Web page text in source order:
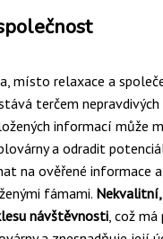
místo relaxace a
terčem
informací může
a odradit
na ověřené informace
fámami. Nekvalitní,
návštěvnosti , což